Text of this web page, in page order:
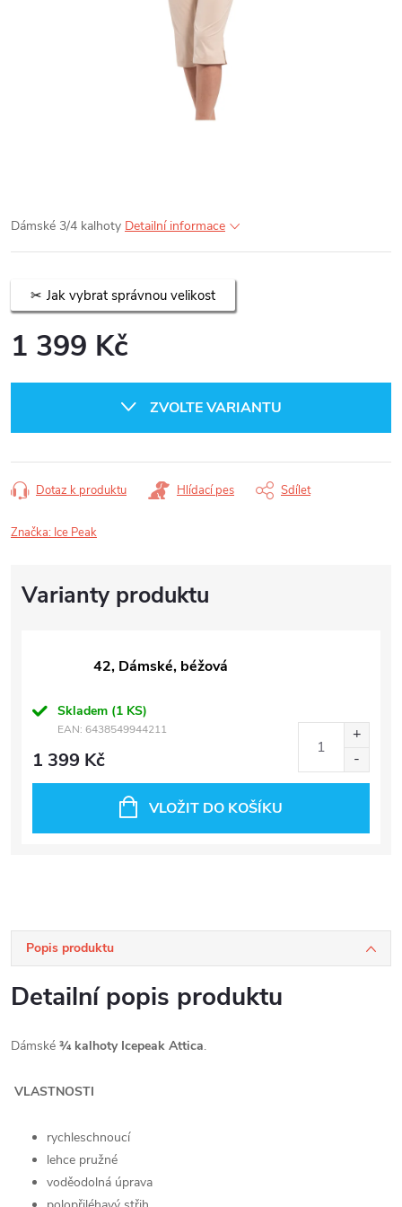
Dámské 3/4 kalhoty Detailní informace
Jak vybrat správnou velikost
1 399 Kč
ZVOLTE VARIANTU
Dotaz k produktu Hlídací pes Sdílet
Značka: Ice Peak
42, Dámské, béžová
Skladem (1 KS)
EAN: 6438549944211
1 399 Kč
VLOŽIT DO KOŠÍKU
Popis produktu
Detailní popis produktu
Dámské ¾ kalhoty Icepeak Attica.
VLASTNOSTI
rychleschnoucí
lehce pružné
voděodolná úprava